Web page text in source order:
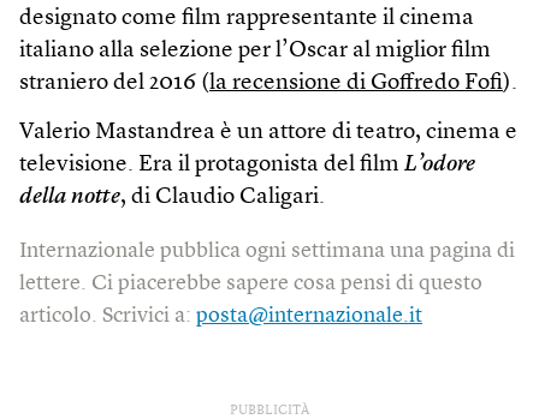
designato come film rappresentante il cinema
italiano alla selezione per l’Oscar al miglior film
straniero del 2016 (la recensione di Goffredo Fofi).
Valerio Mastandrea è un attore di teatro, cinema e
televisione. Era il protagonista del film L’odore
della notte, di Claudio Caligari.
Internazionale pubblica ogni settimana una pagina di
lettere. Ci piacerebbe sapere cosa pensi di questo
articolo. Scrivici a: posta@internazionale.it
PUBBLICITÀ